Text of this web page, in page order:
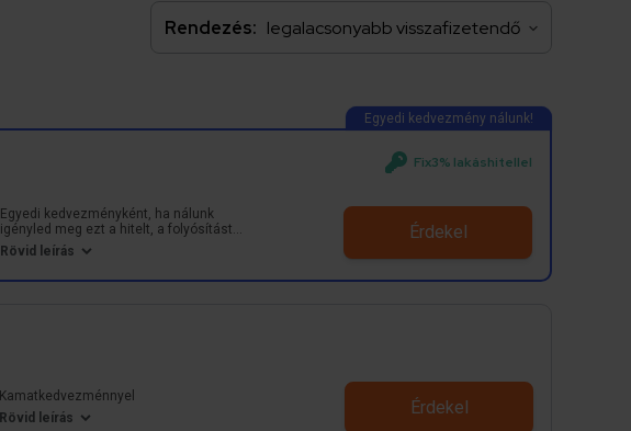
Rendezés:
Fix3% lakáshitellel
Egyedi kedvezményként, ha nálunk
igényled meg ezt a hitelt, a folyósítástól
számított 5. év után az első két
elő/végtörlesztés díjmentes
Rövid leírás
Érdekel
Kamatkedvezménnyel
Rövid leírás
Érdekel